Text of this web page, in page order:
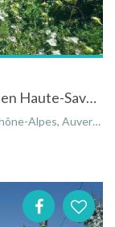
Gîte Edelweiss en Le Grand-Bornand en Haute-Savoie - Rhône Alpes
Rhône-Alpes, France